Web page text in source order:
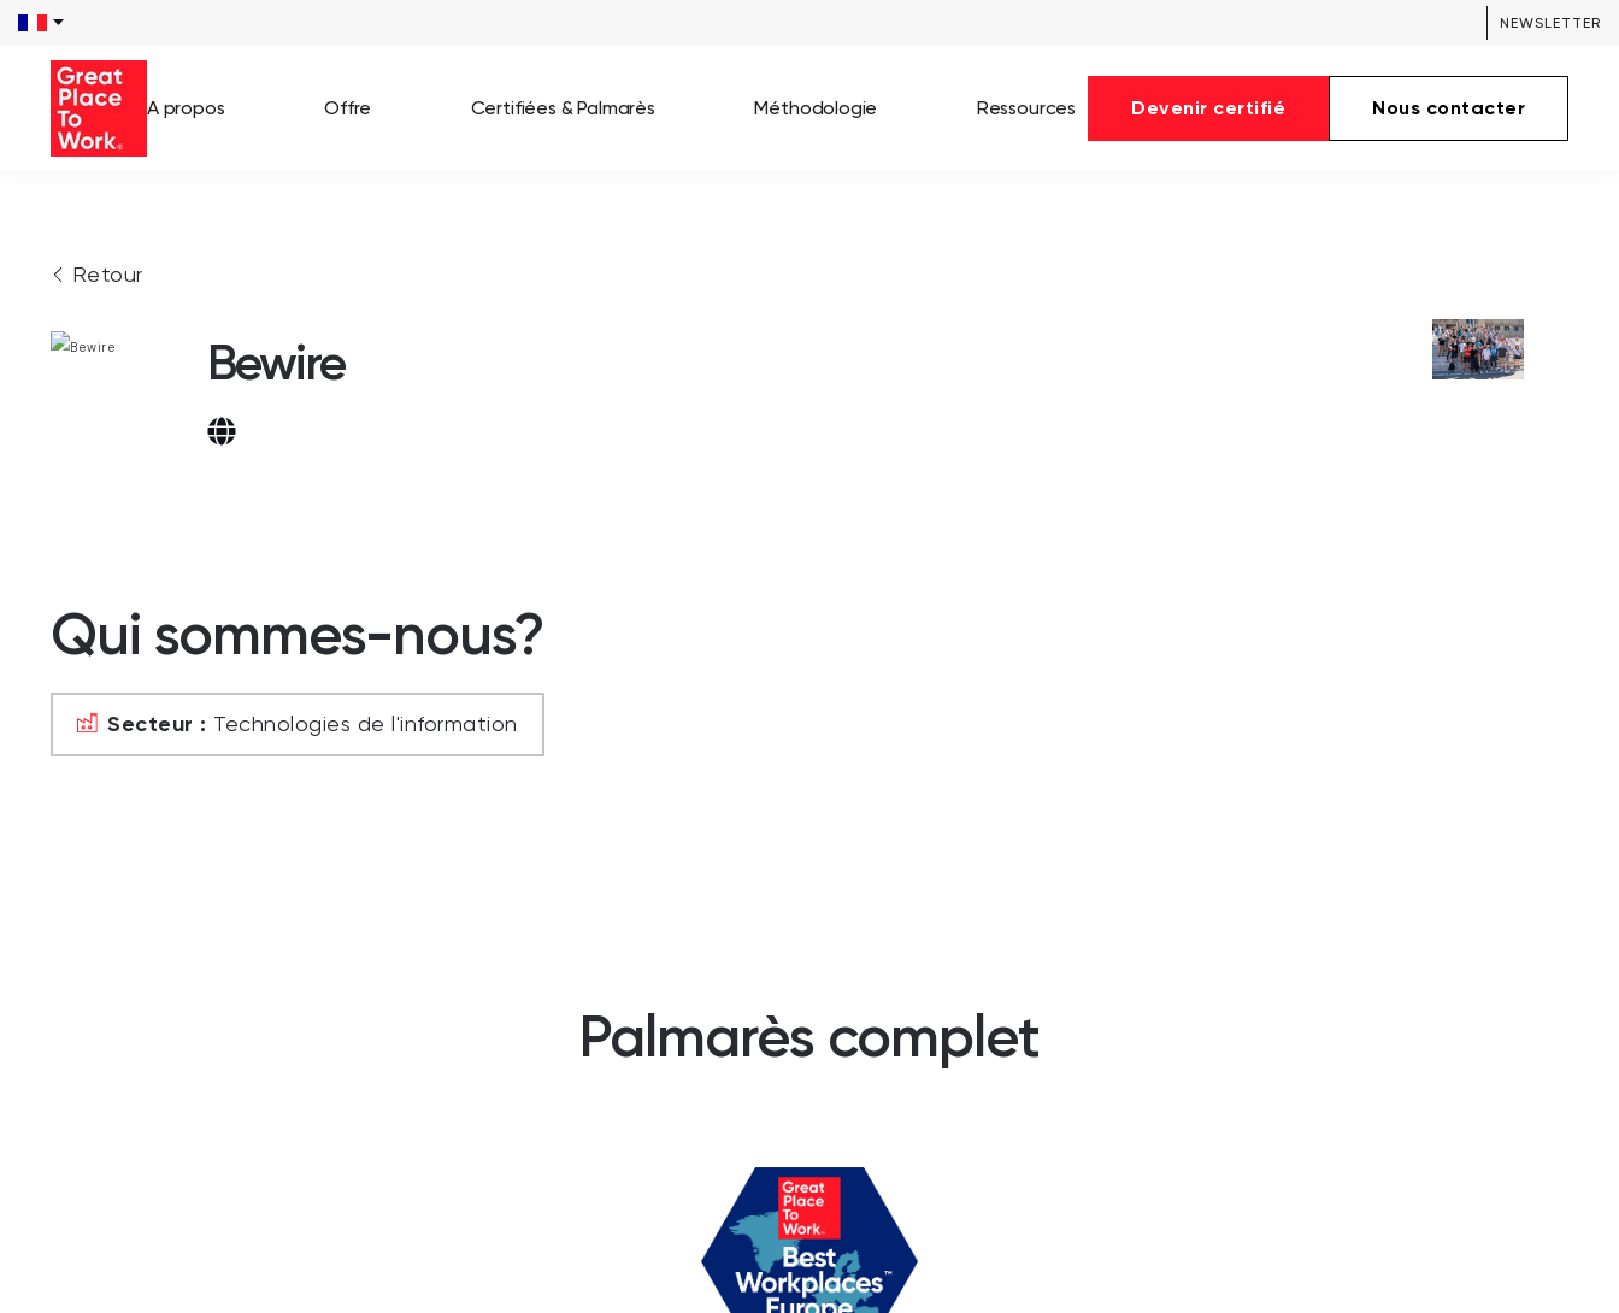
NEWSLETTER
A propos Offre Certifiées & Palmarès Méthodologie Ressources Devenir certifié Nous contacter
Retour
Bewire
Qui sommes-nous?
Secteur : Technologies de l'information
Palmarès complet